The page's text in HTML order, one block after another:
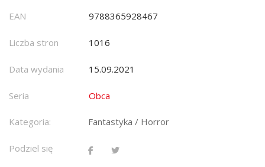
EAN 9788365928467
Liczba stron 1016
Data wydania 15.09.2021
Seria Obca
Kategoria: Fantastyka / Horror
Podziel się